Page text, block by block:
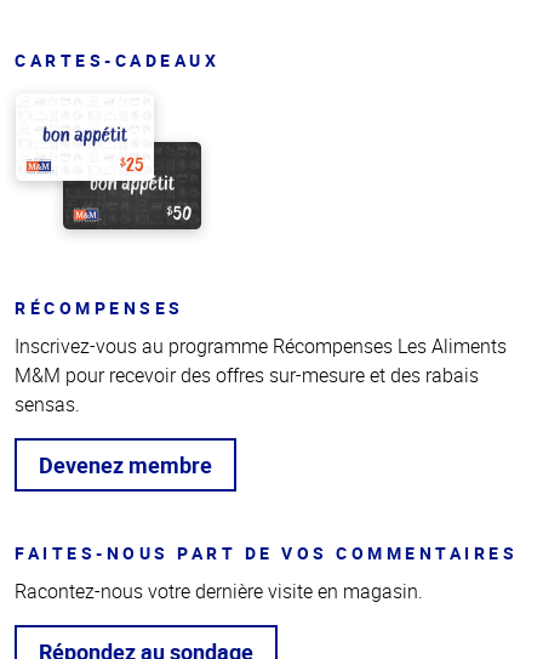
CARTES-CADEAUX
RÉCOMPENSES
Inscrivez-vous au programme Récompenses Les Aliments
M&M pour recevoir des offres sur-mesure et des rabais
sensas.
Devenez membre
FAITES-NOUS PART DE VOS COMMENTAIRES
Racontez-nous votre dernière visite en magasin.
Répondez au sondage